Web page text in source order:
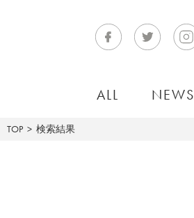
ALL NEWS
TOP 検索結果